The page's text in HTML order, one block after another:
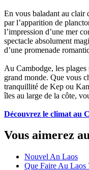
En vous baladant au clair
par l’apparition de
l’impression d’une mer
spectacle absolument
d’une promenade
Au Cambodge, les
grand monde. Que vous
tranquillité de Kep ou
îles au large de la côte,
Découvrez le climat au
Vous aimerez
Nouvel An Laos
Que Faire Au Laos